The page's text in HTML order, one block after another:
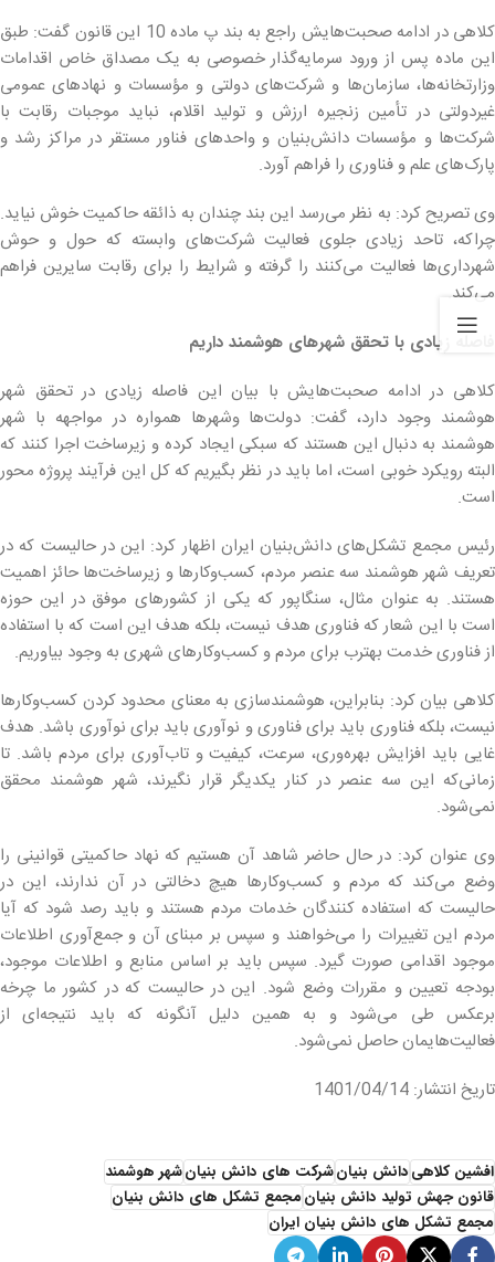
کلاهی در ادامه صحبت‌هایش راجع به بند پ ماده 10 این قانون گفت: طبق
این ماده پس از ورود سرمایه‌گذار خصوصی به یک مصداق خاص اقدامات
وزارتخانه‌ها، سازمان‌ها و شرکت‌های دولتی و مؤسسات و نهادهای عمومی
غیردولتی در تأمین زنجیره ارزش و تولید اقلام، نباید موجبات رقابت با
شرکت‌ها و مؤسسات دانش‌بنیان و واحدهای فناور مستقر در مراکز رشد و
پارک‌های علم و فناوری را فراهم آورد.
وی تصریح کرد: به نظر می‌رسد این بند چندان به ذائقه حاکمیت خوش نیاید.
چراکه، تاحد زیادی جلوی فعالیت شرکت‌های وابسته که حول و حوش
شهرداری‌ها فعالیت می‌کنند را گرفته و شرایط را برای رقابت سایرین فراهم
می‌کند.
فاصله زیادی با تحقق شهرهای هوشمند داریم
کلاهی در ادامه صحبت‌هایش با بیان این فاصله زیادی در تحقق شهر
هوشمند وجود دارد، گفت: دولت‌ها وشهرها همواره در مواجهه با شهر
هوشمند به دنبال این هستند که سبکی ایجاد کرده و زیرساخت اجرا کنند که
البته رویکرد خوبی است، اما باید در نظر بگیریم که کل این فرآیند پروژه محور
است.
رئیس مجمع تشکل‌های دانش‌بنیان ایران اظهار کرد: این در حالیست که در
تعریف شهر هوشمند سه عنصر مردم، کسب‌وکارها و زیرساخت‌ها حائز اهمیت
هستند. به عنوان مثال، سنگاپور که یکی از کشورهای موفق در این حوزه
است با این شعار که فناوری هدف نیست، بلکه هدف این است که با استفاده
از فناوری خدمت بهترب برای مردم و کسب‌وکارهای شهری به وجود بیاوریم.
کلاهی بیان کرد: بنابراین، هوشمندسازی به معنای محدود کردن کسب‌وکارها
نیست، بلکه فناوری باید برای فناوری و نوآوری باید برای نوآوری باشد. هدف
غایی باید افزایش بهره‌وری، سرعت، کیفیت و تاب‌آوری برای مردم باشد. تا
زمانی‌که این سه عنصر در کنار یکدیگر قرار نگیرند، شهر هوشمند محقق
نمی‌شود.
وی عنوان کرد: در حال حاضر شاهد آن هستیم که نهاد حاکمیتی قوانینی را
وضع می‌کند که مردم و کسب‌وکارها هیچ دخالتی در آن ندارند، این در
حالیست که استفاده کنندگان خدمات مردم هستند و باید رصد شود که آیا
مردم این تغییرات را می‌خواهند و سپس بر مبنای آن و جمع‌آوری اطلاعات
موجود اقدامی صورت گیرد. سپس باید بر اساس منابع و اطلاعات موجود،
بودجه تعیین و مقررات وضع شود. این در حالیست که در کشور ما چرخه
برعکس طی می‌شود و به همین دلیل آنگونه که باید نتیجه‌ای از
فعالیت‌هایمان حاصل نمی‌شود.
تاریخ انتشار: 1401/04/14
افشین کلاهیدانش بنیانشرکت های دانش بنیانشهر هوشمند
قانون جهش تولید دانش بنیانمجمع تشکل های دانش بنیان
مجمع تشکل های دانش بنیان ایران